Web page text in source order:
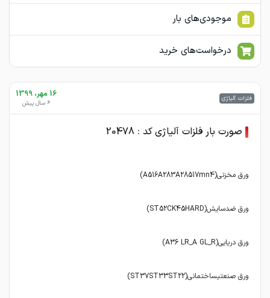
موجودی‌های بار
درخواست‌های خرید
فلزات آلیاژی 16 مهر، 1399
6 سال پیش
صورت بار فلزات آلیاژی کد : 20478